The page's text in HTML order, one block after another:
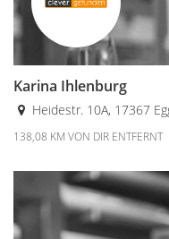
Karina Ihlenburg
Heidestr. 10A, 17367
138,08 KM VON DIR ENTFERNT